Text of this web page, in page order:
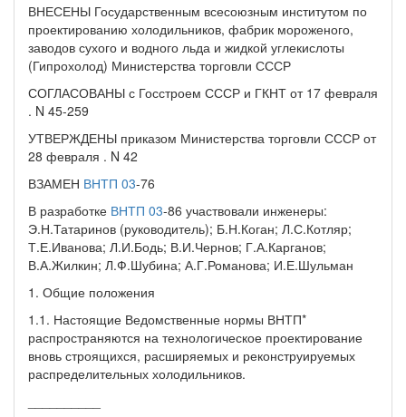
ВНЕСЕНЫ Государственным всесоюзным институтом по
проектированию холодильников, фабрик мороженого,
заводов сухого и водного льда и жидкой углекислоты
(Гипрохолод) Министерства торговли СССР
СОГЛАСОВАНЫ с Госстроем СССР и ГКНТ от 17 февраля
. N 45-259
УТВЕРЖДЕНЫ приказом Министерства торговли СССР от
28 февраля . N 42
ВЗАМЕН ВНТП 03-76
В разработке ВНТП 03-86 участвовали инженеры:
Э.Н.Татаринов (руководитель); Б.Н.Коган; Л.С.Котляр;
Т.Е.Иванова; Л.И.Бодь; В.И.Чернов; Г.А.Карганов;
В.А.Жилкин; Л.Ф.Шубина; А.Г.Романова; И.Е.Шульман
1. Общие положения
1.1. Настоящие Ведомственные нормы ВНТП*
распространяются на технологическое проектирование
вновь строящихся, расширяемых и реконструируемых
распределительных холодильников.